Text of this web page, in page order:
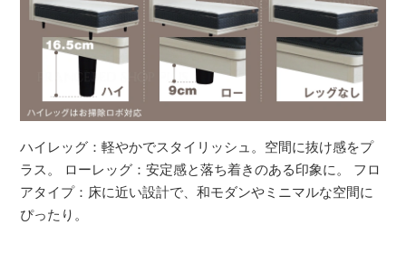
ハイレッグ：軽やかでスタイリッシュ。空間に抜け感をプ
ラス。 ローレッグ：安定感と落ち着きのある印象に。 フロ
アタイプ：床に近い設計で、和モダンやミニマルな空間に
ぴったり。